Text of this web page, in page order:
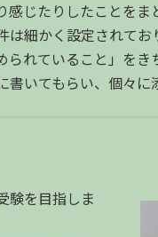
じたりしたことを
細かく設定されて
れていること」を
いてもらい、個々に
験を目指しま